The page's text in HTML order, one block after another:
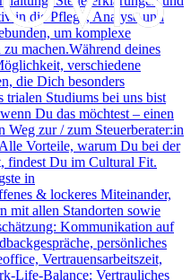
in die Pflege, Analyse und
um komplexe
machen.Während deines
verschiedene
die Dich besonders
trialen Studiums bei uns bist
Du das möchtest – einen
Weg zur / zum Steuerberater:in
Vorteile, warum Du bei der
findest Du im Cultural Fit.
in
& lockeres Miteinander,
mit allen Standorten sowie
Kommunikation auf
persönliches
Vertrauensarbeitszeit,
Life-Balance: Vertrauliches